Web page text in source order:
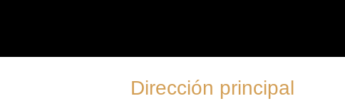
Dirección principal